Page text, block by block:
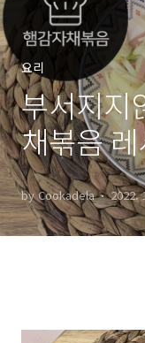
요리
부서지지
채볶음
by Cookadela 2022.